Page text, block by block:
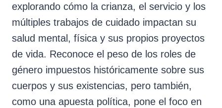
explorando cómo la crianza, el servicio y los
múltiples trabajos de cuidado impactan su
salud mental, física y sus propios proyectos
de vida. Reconoce el peso de los roles de
género impuestos históricamente sobre sus
cuerpos y sus existencias, pero también,
como una apuesta política, pone el foco en